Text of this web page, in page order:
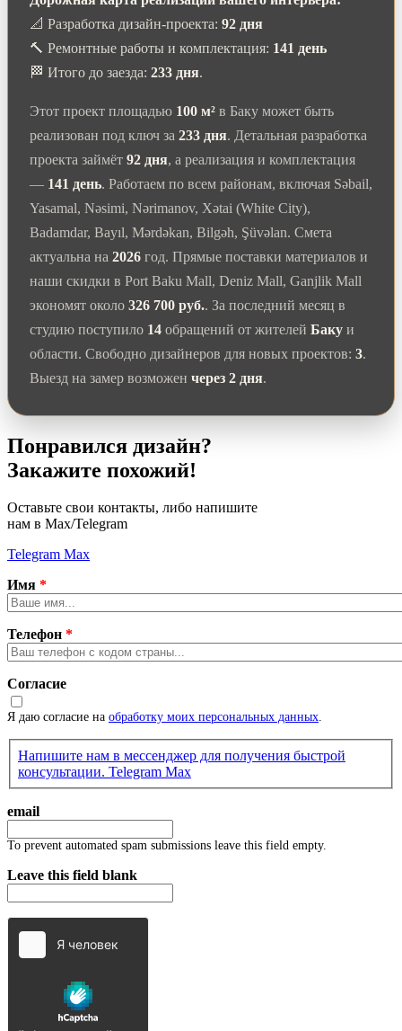
📐 Разработка дизайн-проекта: 92 дня
🔨 Ремонтные работы и комплектация: 141 день
🏁 Итого до заезда: 233 дня.
Этот проект площадью 100 м² в Баку может быть
реализован под ключ за 233 дня. Детальная разработка
проекта займёт 92 дня, а реализация и комплектация
— 141 день. Работаем по всем районам, включая Səbail,
Yasamal, Nəsimi, Nərimanov, Xətai (White City),
Badamdar, Bayıl, Mərdəkan, Bilgəh, Şüvəlan. Смета
актуальна на 2026 год. Прямые поставки материалов и
наши скидки в Port Baku Mall, Deniz Mall, Ganjlik Mall
экономят около 326 700 руб.. За последний месяц в
студию поступило 14 обращений от жителей Баку и
области. Свободно дизайнеров для новых проектов: 3.
Выезд на замер возможен через 2 дня.
Понравился дизайн?
Закажите похожий!
Оставьте свои контакты, либо напишите
нам в Max/Telegram
Telegram Max
Имя *
Телефон *
Согласие
Я даю согласие на обработку моих персональных данных.
Напишите нам в мессенджер для получения быстрой
консультации. Telegram Max
email
To prevent automated spam submissions leave this field empty.
Leave this field blank